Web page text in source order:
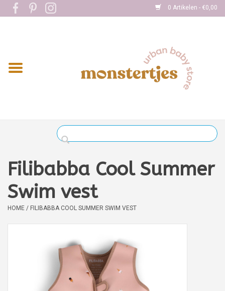
0 Artikelen - €0,00
Home
Kleding
Verzorging
Boekjes
Peter/metergeschenken &
Filibabba Cool Summer
Swim vest
HOME / FILIBABBA COOL SUMMER SWIM VEST